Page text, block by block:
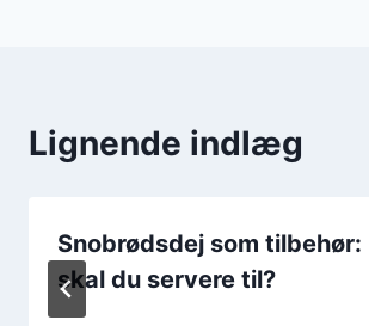
Lignende indlæg
Snobrødsdej som tilbehør:
skal du servere til?